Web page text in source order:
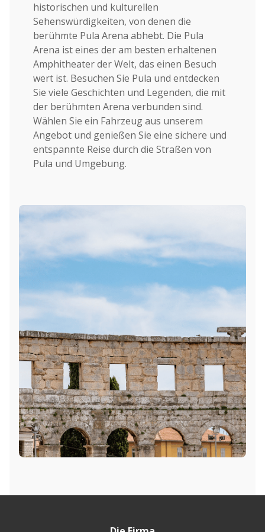
historischen und kulturellen
Sehenswürdigkeiten, von denen die
berühmte Pula Arena abhebt. Die Pula
Arena ist eines der am besten erhaltenen
Amphitheater der Welt, das einen Besuch
wert ist. Besuchen Sie Pula und entdecken
Sie viele Geschichten und Legenden, die mit
der berühmten Arena verbunden sind.
Wählen Sie ein Fahrzeug aus unserem
Angebot und genießen Sie eine sichere und
entspannte Reise durch die Straßen von
Pula und Umgebung.